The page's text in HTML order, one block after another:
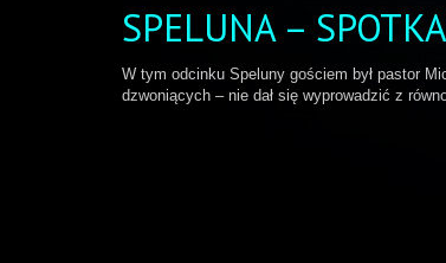
SPELUNA –
W tym odcinku Speluny gościem był pastor
dzwoniących – nie dał się wyprowadzić z